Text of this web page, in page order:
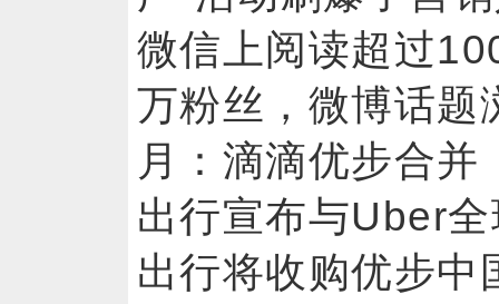
微信上阅读超过
万粉丝，微博话
月：滴滴优步合
出行宣布与Uber
出行将收购优步中